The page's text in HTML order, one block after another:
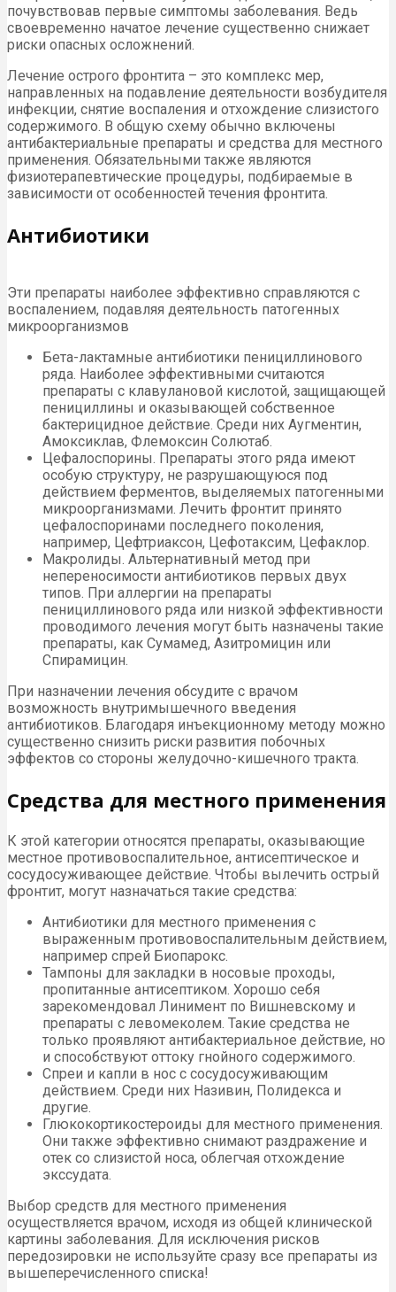
почувствовав первые симптомы заболевания. Ведь
своевременно начатое лечение существенно снижает
риски опасных осложнений.
Лечение острого фронтита – это комплекс мер,
направленных на подавление деятельности возбудителя
инфекции, снятие воспаления и отхождение слизистого
содержимого. В общую схему обычно включены
антибактериальные препараты и средства для местного
применения. Обязательными также являются
физиотерапевтические процедуры, подбираемые в
зависимости от особенностей течения фронтита.
Антибиотики
Эти препараты наиболее эффективно справляются с
воспалением, подавляя деятельность патогенных
микроорганизмов
Бета-лактамные антибиотики пенициллинового
ряда. Наиболее эффективными считаются
препараты с клавулановой кислотой, защищающей
пенициллины и оказывающей собственное
бактерицидное действие. Среди них Аугментин,
Амоксиклав, Флемоксин Солютаб.
Цефалоспорины. Препараты этого ряда имеют
особую структуру, не разрушающуюся под
действием ферментов, выделяемых патогенными
микроорганизмами. Лечить фронтит принято
цефалоспоринами последнего поколения,
например, Цефтриаксон, Цефотаксим, Цефаклор.
Макролиды. Альтернативный метод при
непереносимости антибиотиков первых двух
типов. При аллергии на препараты
пенициллинового ряда или низкой эффективности
проводимого лечения могут быть назначены такие
препараты, как Сумамед, Азитромицин или
Спирамицин.
При назначении лечения обсудите с врачом
возможность внутримышечного введения
антибиотиков. Благодаря инъекционному методу можно
существенно снизить риски развития побочных
эффектов со стороны желудочно-кишечного тракта.
Средства для местного применения
К этой категории относятся препараты, оказывающие
местное противовоспалительное, антисептическое и
сосудосуживающее действие. Чтобы вылечить острый
фронтит, могут назначаться такие средства:
Антибиотики для местного применения с
выраженным противовоспалительным действием,
например спрей Биопарокс.
Тампоны для закладки в носовые проходы,
пропитанные антисептиком. Хорошо себя
зарекомендовал Линимент по Вишневскому и
препараты с левомеколем. Такие средства не
только проявляют антибактериальное действие, но
и способствуют оттоку гнойного содержимого.
Спреи и капли в нос с сосудосуживающим
действием. Среди них Називин, Полидекса и
другие.
Глюкокортикостероиды для местного применения.
Они также эффективно снимают раздражение и
отек со слизистой носа, облегчая отхождение
экссудата.
Выбор средств для местного применения
осуществляется врачом, исходя из общей клинической
картины заболевания. Для исключения рисков
передозировки не используйте сразу все препараты из
вышеперечисленного списка!